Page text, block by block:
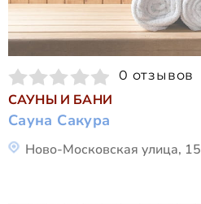
0 отзывов
САУНЫ И БАНИ
Сауна Сакура
Ново-Московская улица, 15